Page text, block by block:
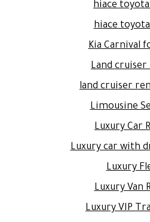
hiace
hiace
Kia Carnival
Land
land cruiser
Limousine
Luxury Car
Luxury car with
Luxury
Luxury Van
Luxury VIP